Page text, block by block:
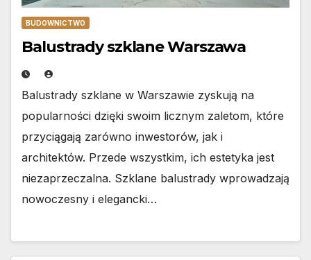
BUDOWNICTWO
Balustrady szklane Warszawa
Balustrady szklane w Warszawie zyskują na
popularności dzięki swoim licznym zaletom, które
przyciągają zarówno inwestorów, jak i
architektów. Przede wszystkim, ich estetyka jest
niezaprzeczalna. Szklane balustrady wprowadzają
nowoczesny i elegancki…